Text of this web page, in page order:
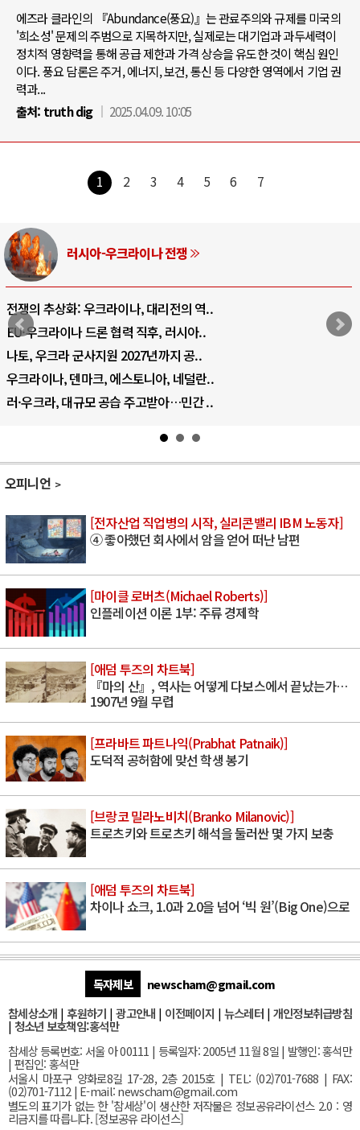
에즈라 클라인의 『Abundance(풍요)』는 관료주의와 규제를 미국의
'희소성' 문제의 주범으로 지목하지만, 실제로는 대기업과 과두세력이
정치적 영향력을 통해 공급 제한과 가격 상승을 유도한 것이 핵심 원인
이다. 풍요 담론은 주거, 에너지, 보건, 통신 등 다양한 영역에서 기업 권
력과...
출처: truth dig 2025.04.09. 10:05
1 2 3 4 5 6 7
러시아-우크라이나 전쟁
전쟁의 추상화: 우크라이나, 대리전의 역..
EU·우크라이나 드론 협력 직후, 러시아..
나토, 우크라 군사지원 2027년까지 공..
우크라이나, 덴마크, 에스토니아, 네덜란..
러·우크라, 대규모 공습 주고받아…민간 ..
오피니언
[전자산업 직업병의 시작, 실리콘밸리 IBM 노동자]
④ 좋아했던 회사에서 암을 얻어 떠난 남편
[마이클 로버츠(Michael Roberts)]
인플레이션 이론 1부: 주류 경제학
[애덤 투즈의 차트북]
『마의 산』, 역사는 어떻게 다보스에서 끝났는가…
1907년 9월 무렵
[프라바트 파트나익(Prabhat Patnaik)]
도덕적 공허함에 맞선 학생 봉기
[브랑코 밀라노비치(Branko Milanovic)]
트로츠키와 트로츠키 해석을 둘러싼 몇 가지 보충
[애덤 투즈의 차트북]
차이나 쇼크, 1.0과 2.0을 넘어 ‘빅 원’(Big One)으로
독자제보
newscham@gmail.com
참세상소개 | 후원하기 |광고안내 | 이전페이지 | 뉴스레터| 개인정보취급방침
| 청소년 보호책임:홍석만
참세상 등록번호: 서울 아 00111 | 등록일자: 2005년 11월 8일 | 발행인: 홍석만
| 편집인: 홍석만
서울시 마포구 양화로8길 17-28, 2층 2015호| TEL: (02)701-7688 | FAX:
(02)701-7112 | E-mail:newscham@gmail.com
별도의 표기가 없는 한 '참세상'이 생산한 저작물은 정보공유라이선스 2.0 : 영
리금지를 따릅니다. [정보공유 라이선스]